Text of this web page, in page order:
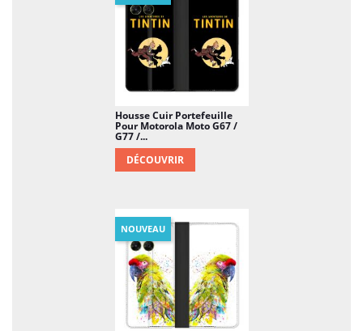
Housse Cuir Portefeuille
Pour Motorola Moto G67 /
G77 /...
DÉCOUVRIR
NOUVEAU